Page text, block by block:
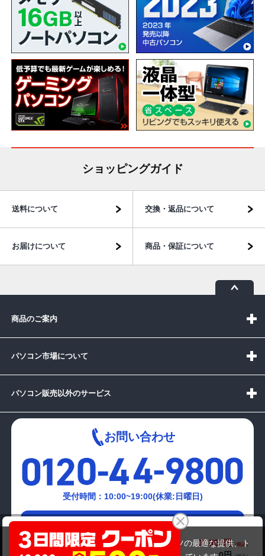
HP ProBook 650 G5（第8世代Corei3）
商品価格(税込) 27,800円
ショッピングガイド
送料について 交換・返品について
お届けについて 商品・保証について
商品のご案内
パソコン市場について
パソコン販売以外のサービス
お問い合わせ
受付時間：10:00~19:00(休業:日曜日)
メールでの
お問い合わせはこちら
当サイトでは利用体験の向上およびコンテンツの最適な提供、ト